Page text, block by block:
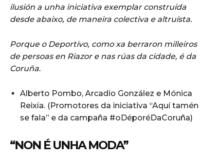
ilusión a unha iniciativa exemplar construída
desde abaixo, de maneira colectiva e altruísta.
Porque o Deportivo, como xa berraron milleiros
de persoas en Riazor e nas rúas da cidade, é da
Coruña.
Alberto Pombo, Arcadio González e Mónica
Reixía. (Promotores da iniciativa “Aquí tamén
se fala” e da campaña #oDéporéDaCoruña)
“NON É UNHA MODA”